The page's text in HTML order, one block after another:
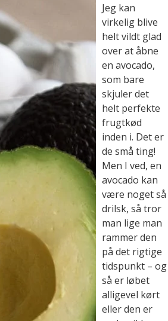
Jeg kan
virkelig blive
helt vildt glad
over at åbne
en avocado,
som bare
skjuler det
helt perfekte
frugtkød
inden i. Det er
de små ting!
Men I ved, en
avocado kan
være noget så
drilsk, så tror
man lige man
rammer den
på det rigtige
tidspunkt – og
så er løbet
alligevel kørt
eller den er